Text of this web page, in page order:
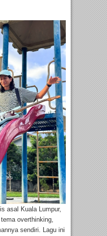
asal Kuala Lumpur,
overthinking,
sendiri. Lagu ini